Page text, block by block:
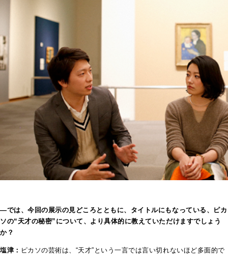
―では、今回の展示の見どころとともに、タイトルにもなっている、ピカ
ソの“天才の秘密”について、より具体的に教えていただけますでしょう
か？
塩津： ピカソの芸術は、“天才”という一言では言い切れないほど多面的で